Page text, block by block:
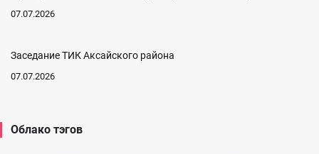
07.07.2026
Заседание ТИК Аксайского района
07.07.2026
Облако тэгов